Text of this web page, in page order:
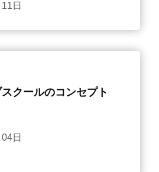
日
クールのコンセプト
日